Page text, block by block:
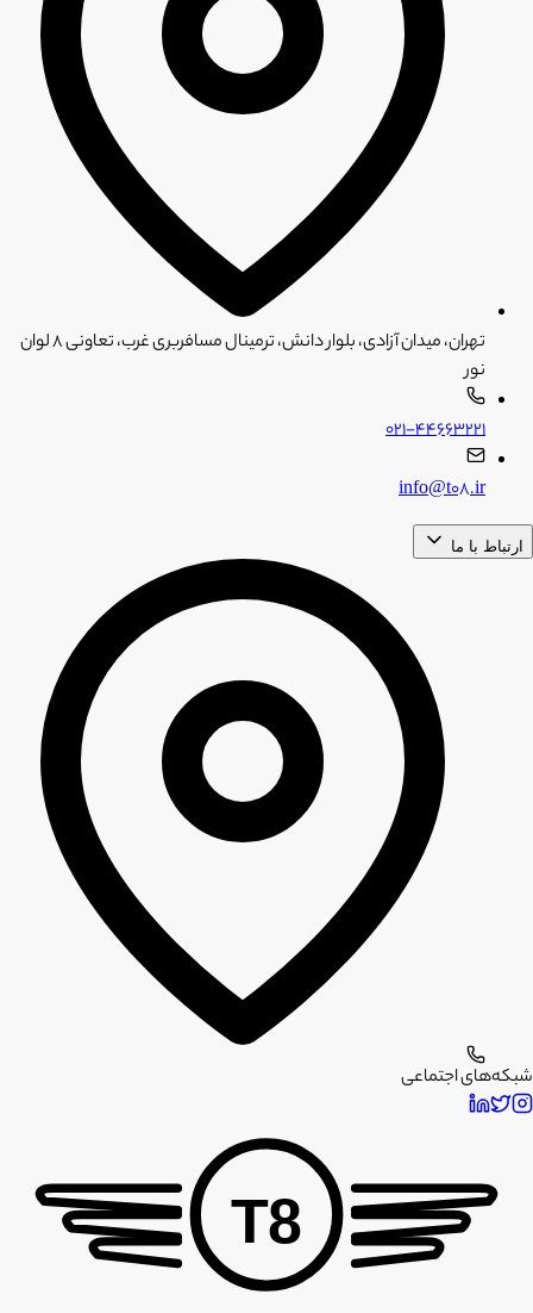
تهران، میدان آزادی، بلوار دانش، ترمینال مسافربری غرب، تعاونی ۸ لوان
نور
۰۲۱-۴۴۶۶۳۲۲۱
info@t08.ir
ارتباط با ما
شبکه‌های اجتماعی
T8